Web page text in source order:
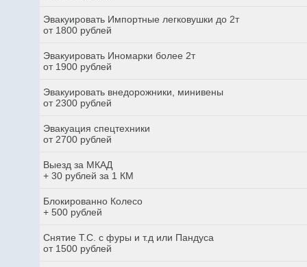
Эвакуировать Импортные легковушки до 2т
от 1800 рублей
Эвакуировать Иномарки более 2т
от 1900 рублей
Эвакуировать внедорожники, минивены
от 2300 рублей
Эвакуация спецтехники
от 2700 рублей
Выезд за МКАД
+ 30 рублей за 1 КМ
Блокированно Колесо
+ 500 рублей
Снятие Т.С. с фуры и т.д или Пандуса
от 1500 рублей